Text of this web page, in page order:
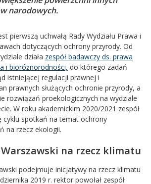
narodowych.
pierwszą uchwałą Rady Wydziału Prawa i
dotyczących ochrony przyrody. Od
działa zespół badawczy ds. prawa
i bioróżnorodności, do którego zadań
istniejącej regulacji prawnej i
prawnych służących ochronie przyrody, a
rozwiązań proekologicznych na wydziale
W roku akademickim 2020/2021 zespół
cyklu spotkań na temat ochrony
na rzecz ekologii.
na rzecz klimatu
podejmuje inicjatywy na rzecz klimatu
2019 r. rektor powołał zespół